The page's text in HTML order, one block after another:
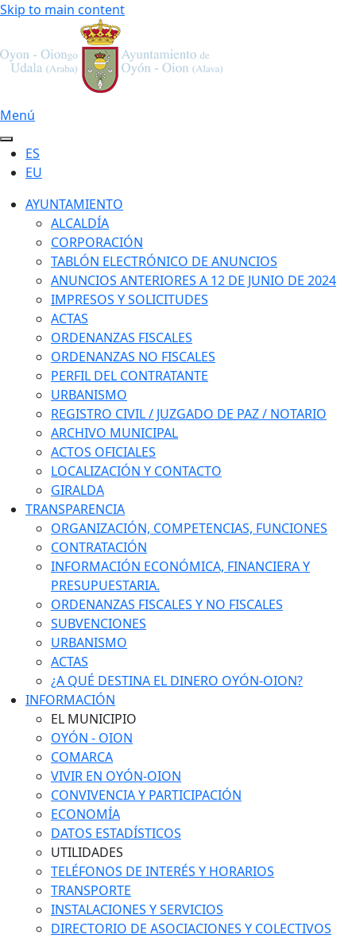
Skip to main content
Menú
ES
EU
AYUNTAMIENTO
ALCALDÍA
CORPORACIÓN
TABLÓN ELECTRÓNICO DE ANUNCIOS
ANUNCIOS ANTERIORES A 12 DE JUNIO DE 2024
IMPRESOS Y SOLICITUDES
ACTAS
ORDENANZAS FISCALES
ORDENANZAS NO FISCALES
PERFIL DEL CONTRATANTE
URBANISMO
REGISTRO CIVIL / JUZGADO DE PAZ / NOTARIO
ARCHIVO MUNICIPAL
ACTOS OFICIALES
LOCALIZACIÓN Y CONTACTO
GIRALDA
TRANSPARENCIA
ORGANIZACIÓN, COMPETENCIAS, FUNCIONES
CONTRATACIÓN
INFORMACIÓN ECONÓMICA, FINANCIERA Y
PRESUPUESTARIA.
ORDENANZAS FISCALES Y NO FISCALES
SUBVENCIONES
URBANISMO
ACTAS
¿A QUÉ DESTINA EL DINERO OYÓN-OION?
INFORMACIÓN
EL MUNICIPIO
OYÓN - OION
COMARCA
VIVIR EN OYÓN-OION
CONVIVENCIA Y PARTICIPACIÓN
ECONOMÍA
DATOS ESTADÍSTICOS
UTILIDADES
TELÉFONOS DE INTERÉS Y HORARIOS
TRANSPORTE
INSTALACIONES Y SERVICIOS
DIRECTORIO DE ASOCIACIONES Y COLECTIVOS